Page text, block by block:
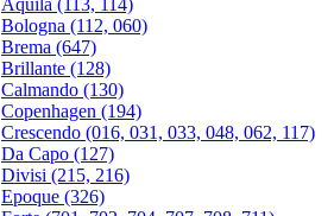
Aquila (113, 114)
Bologna (112, 060)
Brema (647)
Brillante (128)
Calmando (130)
Copenhagen (194)
Crescendo (016, 031, 033, 048, 062, 117)
Da Capo (127)
Divisi (215, 216)
Epoque (326)